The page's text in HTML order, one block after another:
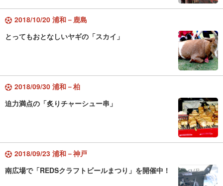
2018/10/20 浦和－鹿島
とってもおとなしいヤギの「スカイ」
2018/09/30 浦和－柏
迫力満点の「炙りチャーシュー串」
2018/09/23 浦和－神戸
南広場で「REDSクラフトビールまつり」を開催中！